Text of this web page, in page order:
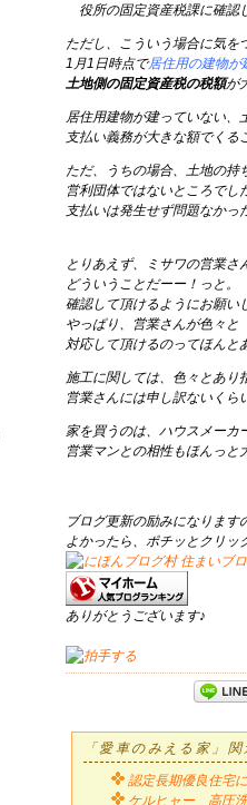
役所の固定資産税課に確認
ただし、こういう場合に気を
1月1日時点で居住用の建物が
土地側の固定資産税の税額が
居住用建物が建っていない、
支払い義務が大きな額でくる
ただ、うちの場合、土地の持
営利団体ではないところでし
支払いは発生せず問題なかっ
とりあえず、ミサワの営業さ
どういうことだーー！っと。
確認して頂けるようにお願い
やっぱり、営業さんが色々と
対応して頂けるのってほんと
施工に関しては、色々とあり
営業さんには申し訳ないくら
家を買うのは、ハウスメーカ
営業マンとの相性もほんっと
ブログ更新の励みになります
よかったら、ポチッとクリッ
ありがとうございます♪
「愛車のみえる家」
認定長期優良住宅
ケルヒャー 高圧